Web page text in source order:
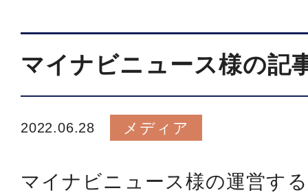
マイナビニュース様の記
2022.06.28 メディア
マイナビニュース様の運営す